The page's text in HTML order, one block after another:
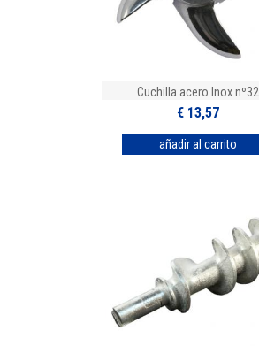
Cuchilla acero Inox nº32
€ 13,57